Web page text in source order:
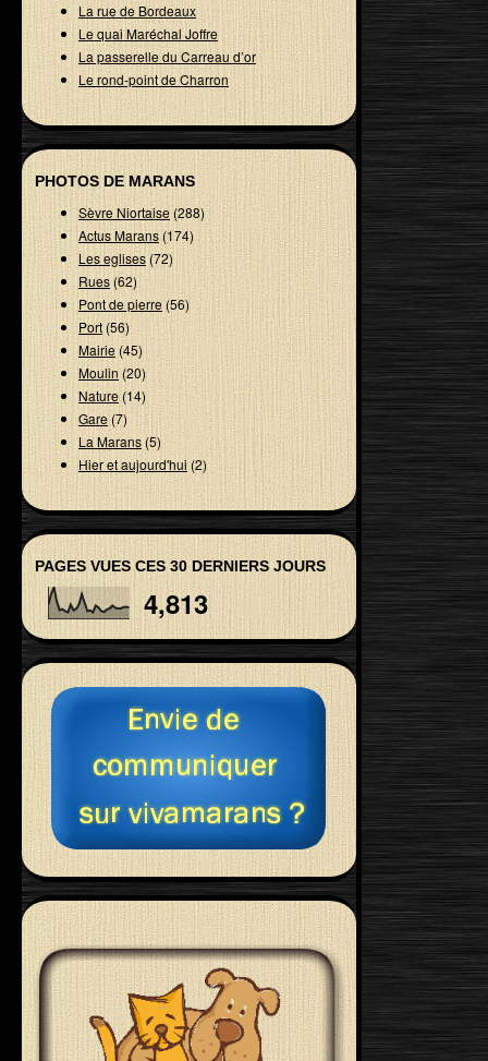
La rue de Bordeaux
Le quai Maréchal Joffre
La passerelle du Carreau d’or
Le rond-point de Charron
PHOTOS DE MARANS
Sèvre Niortaise(288)
Actus Marans (174)
Les eglises(72)
Rues(62)
Pont de pierre(56)
Port(56)
Mairie(45)
Moulin(20)
Nature(14)
Gare (7)
La Marans(5)
Hier et aujourd'hui (2)
PAGES VUES CES 30 DERNIERS JOURS
4,813